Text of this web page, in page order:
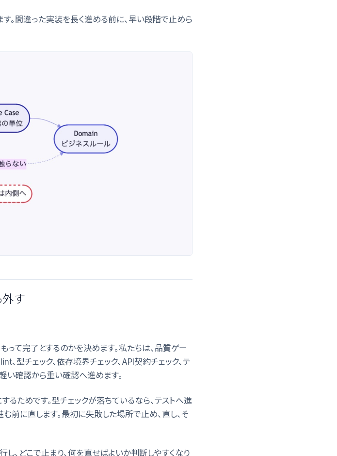
。間違った実装を長く進める前に、早い段階で止めら
外す
って完了とするのかを決めます。私たちは、品質ゲー
、型チェック、依存境界チェック、API契約チェック、テ
軽い確認から重い確認へ進めます。
ためです。型チェックが落ちているなら、テストへ進
前に直します。最初に失敗した場所で止め、直し、そ
、どこで止まり、何を直せばよいか判断しやすくなり